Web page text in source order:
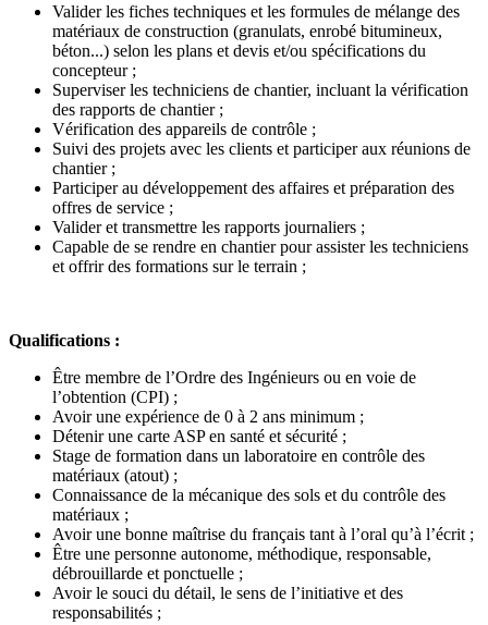
Valider les fiches techniques et les formules de mélange des
matériaux de construction (granulats, enrobé bitumineux,
béton...) selon les plans et devis et/ou spécifications du
concepteur ;
Superviser les techniciens de chantier, incluant la vérification
des rapports de chantier ;
Vérification des appareils de contrôle ;
Suivi des projets avec les clients et participer aux réunions de
chantier ;
Participer au développement des affaires et préparation des
offres de service ;
Valider et transmettre les rapports journaliers ;
Capable de se rendre en chantier pour assister les techniciens
et offrir des formations sur le terrain ;
Qualifications :
Être membre de l’Ordre des Ingénieurs ou en voie de
l’obtention (CPI) ;
Avoir une expérience de 0 à 2 ans minimum ;
Détenir une carte ASP en santé et sécurité ;
Stage de formation dans un laboratoire en contrôle des
matériaux (atout) ;
Connaissance de la mécanique des sols et du contrôle des
matériaux ;
Avoir une bonne maîtrise du français tant à l’oral qu’à l’écrit ;
Être une personne autonome, méthodique, responsable,
débrouillarde et ponctuelle ;
Avoir le souci du détail, le sens de l’initiative et des
responsabilités ;